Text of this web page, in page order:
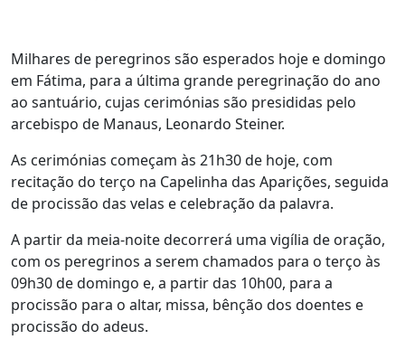
Milhares de peregrinos são esperados hoje e domingo
em Fátima, para a última grande peregrinação do ano
ao santuário, cujas cerimónias são presididas pelo
arcebispo de Manaus, Leonardo Steiner.
As cerimónias começam às 21h30 de hoje, com
recitação do terço na Capelinha das Aparições, seguida
de procissão das velas e celebração da palavra.
A partir da meia-noite decorrerá uma vigília de oração,
com os peregrinos a serem chamados para o terço às
09h30 de domingo e, a partir das 10h00, para a
procissão para o altar, missa, bênção dos doentes e
procissão do adeus.